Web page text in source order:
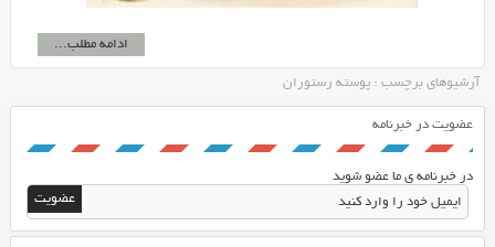
ادامه مطلب...
آرشیوهای برچسب : پوسته رستوران
عضویت در خبرنامه
در خبرنامه ی ما عضو شوید